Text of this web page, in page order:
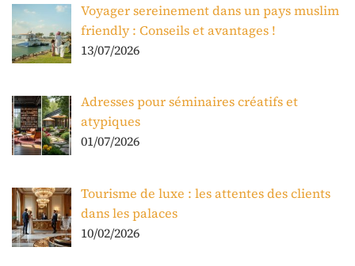
Voyager sereinement dans un pays muslim
friendly : Conseils et avantages !
13/07/2026
Adresses pour séminaires créatifs et
atypiques
01/07/2026
Tourisme de luxe : les attentes des clients
dans les palaces
10/02/2026